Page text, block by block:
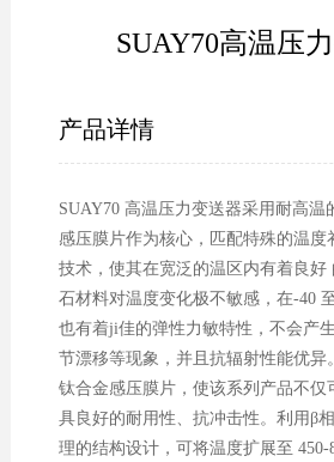
SUAY70高温压
产品详情
SUAY70 高温压力变送器采用耐高温
感压膜片作为核心，匹配特殊的温度
技术，使其在宽泛的温区内有着良好
石材料对温度变化极不敏感，在-40
也有着ji佳的弹性力敏特性，不会产
节漂移等现象，并且抗辐射性能优异
钛合金感压膜片，使该系列产品不仅
具良好的耐用性、抗冲击性。利用β
理的结构设计，可将温度扩展至